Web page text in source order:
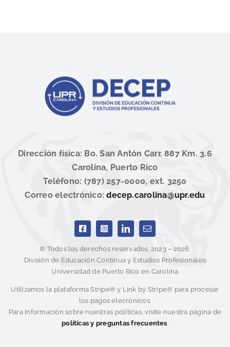
Dirección física: Bo. San Antón Carr. 887 Km. 3.6
Carolina, Puerto Rico
Teléfono: (787) 257-0000, ext. 3250
Correo electrónico:decep.carolina@upr.edu
© Todos los derechos reservados. 2023 – 2026.
División de Educación Continua y Estudios Profesionales
Universidad de Puerto Rico en Carolina
Utilizamos la plataforma Stripe® y Link by Stripe® para procesar
los pagos elecrónicos.
Para información sobre nuestras políticas, visite nuestra página de
políticas y preguntas frecuentes.